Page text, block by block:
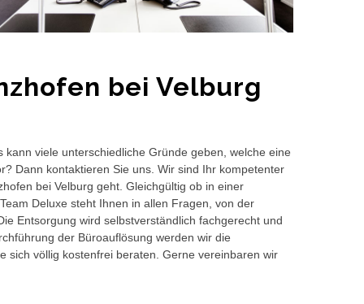
bei Velburg
viele unterschiedliche Gründe geben, welche eine
Dann kontaktieren Sie uns. Wir sind Ihr kompetenter
bei Velburg geht. Gleichgültig ob in einer
Deluxe steht Ihnen in allen Fragen, von der
Entsorgung wird selbstverständlich fachgerecht und
der Büroauflösung werden wir die
sich völlig kostenfrei beraten. Gerne vereinbaren wir